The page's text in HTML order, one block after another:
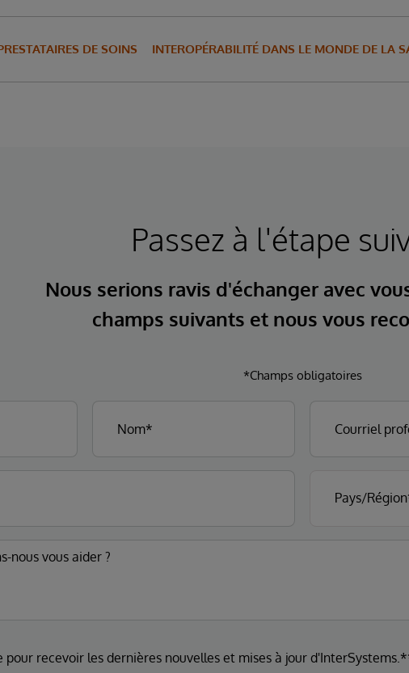
DE SOINS INTEROPÉRABILITÉ DANS LE MONDE DE LA
Passez à l'étape
Nous serions ravis d'échanger avec
champs suivants et nous vous
*Champs obligatoires
pour recevoir les dernières nouvelles et mises à jour